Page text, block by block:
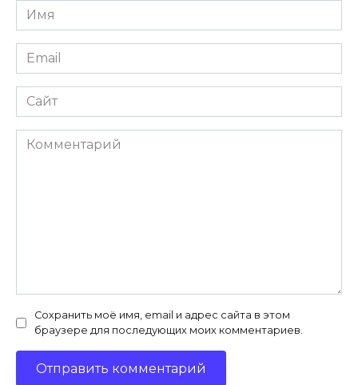
Имя
*
Email
*
Сайт
Комментарий
Сохранить моё имя, email и адрес сайта в этом
браузере для последующих моих комментариев.